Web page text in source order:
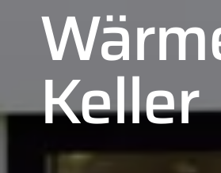
Keller